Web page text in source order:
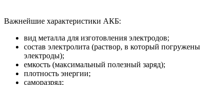
Важнейшие характеристики АКБ:
вид металла для изготовления электродов;
состав электролита (раствор, в который погружены
электроды);
емкость (максимальный полезный заряд);
плотность энергии;
саморазряд;